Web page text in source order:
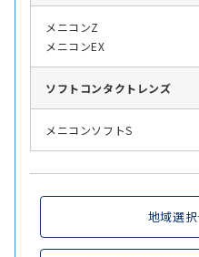
メニコンZ
メニコンEX
ソフト コンタクトレンズ
メニコンソフトS
地域選